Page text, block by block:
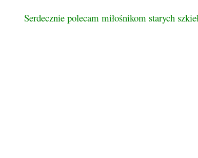
Serdecznie polecam miłośnikom starych